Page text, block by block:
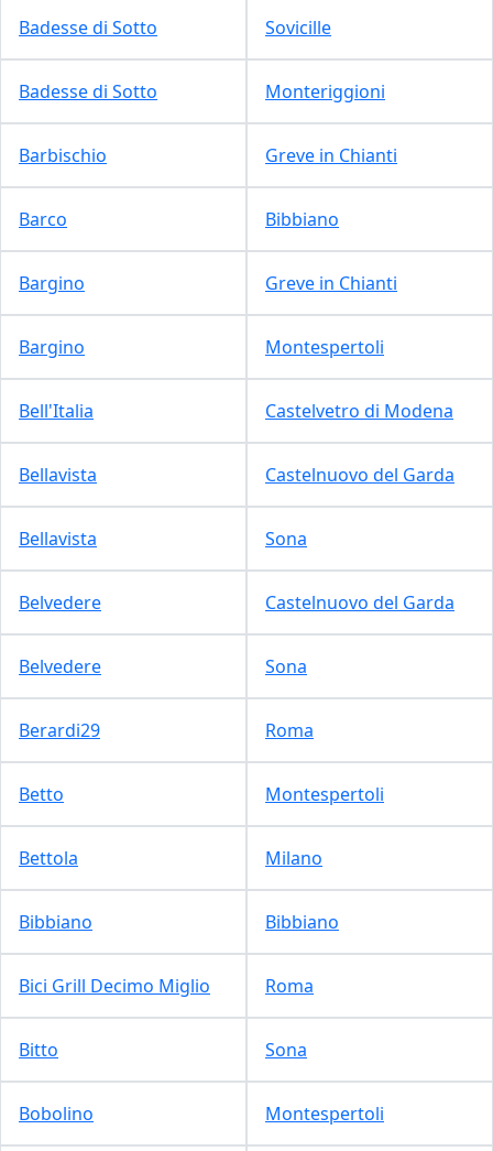
Badesse di Sotto Sovicille
Badesse di Sotto Monteriggioni
Barbischio Greve in Chianti
Barco Bibbiano
Bargino Greve in Chianti
Bargino Montespertoli
Bell'Italia Castelvetro di Modena
Bellavista Castelnuovo del Garda
Bellavista Sona
Belvedere Castelnuovo del Garda
Belvedere Sona
Berardi29 Roma
Betto Montespertoli
Bettola Milano
Bibbiano Bibbiano
Bici Grill Decimo Miglio Roma
Bitto Sona
Bobolino Montespertoli